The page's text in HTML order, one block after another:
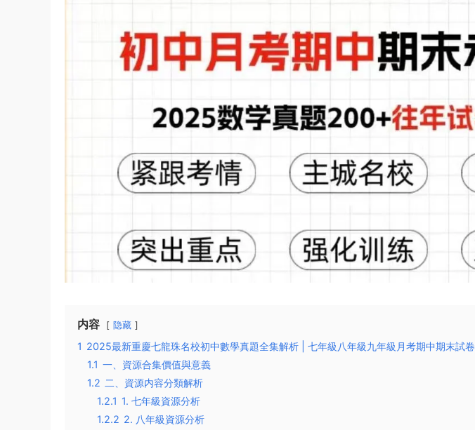
内容 隐藏
1 2025最新重慶七龍珠名校初中數學真題全集解析 | 七年級八年級九年級月考期中期末試卷
1.1 一、資源合集價值與意義
1.2 二、資源内容分類解析
1.2.1 1. 七年級資源分析
1.2.2 2. 八年級資源分析